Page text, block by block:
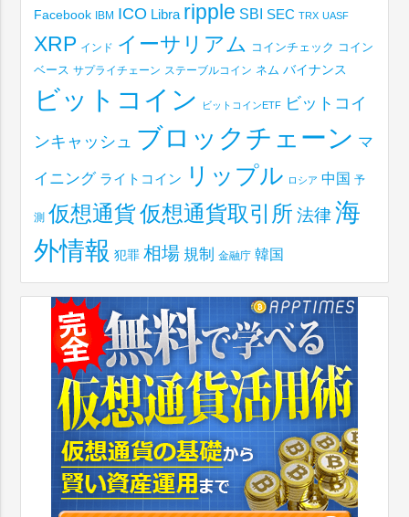
Facebook IBM ICO Libra ripple SBI SEC TRX UASF
XRP インド イーサリアム コインチェック コイン
ベース サプライチェーン ステーブルコイン ネム バイナンス
ビットコイン ビットコインETF ビットコイ
ンキャッシュ ブロックチェーン マ
イニング ライトコイン リップル ロシア 中国 予
測 仮想通貨仮想通貨取引所 法律 海
外情報 犯罪 相場 規制 金融庁 韓国